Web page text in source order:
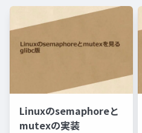
Linuxのsemaphoreと
mutexの実装